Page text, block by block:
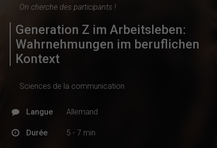
On cherche des participants !
Generation Z im Arbeitsleben:
Wahrnehmungen im beruflichen
Kontext
Sciences de la communication
Langue Allemand
Durée 5 - 7 min